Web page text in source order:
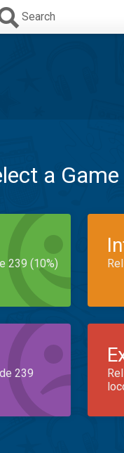
Search
a
239 (10%)
239